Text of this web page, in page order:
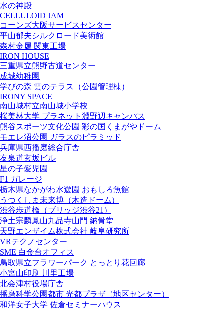
水の神殿
CELLULOID JAM
コーンズ大阪サービスセンター
平山郁夫シルクロード美術館
森村金属 関東工場
IRON HOUSE
三重県立熊野古道センター
成城幼稚園
学びの森 雲のテラス（公園管理棟）
IRONY SPACE
南山城村立南山城小学校
桜美林大学 プラネット淵野辺キャンパス
熊谷スポーツ文化公園 彩の国くまがやドーム
モエレ沼公園 ガラスのピラミッド
兵庫県西播磨総合庁舎
友泉道玄坂ビル
星の子愛児園
F1 ガレージ
栃木県なかがわ水遊園 おもしろ魚館
うつくしま未来博（木造ドーム）
渋谷歩道橋（ブリッジ渋谷21）
浄土宗麟鳳山九品寺山門 納骨堂
天野エンザイム株式会社 岐阜研究所
VRテクノセンター
SME 白金台オフィス
鳥取県立フラワーパーク とっとり花回廊
小宮山印刷 川里工場
北会津村役場庁舎
播磨科学公園都市 光都プラザ（地区センター）
和洋女子大学 佐倉セミナーハウス